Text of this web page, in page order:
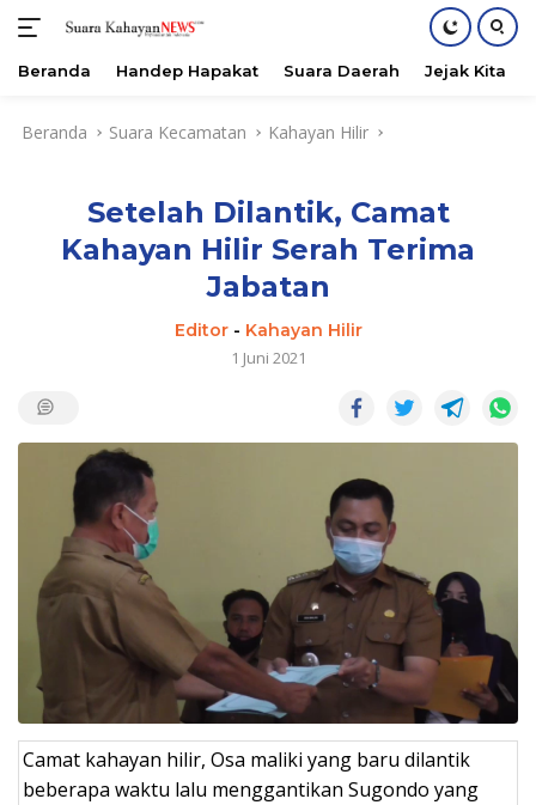
Beranda Handep Hapakat Suara Daerah Jejak Kita
Beranda Suara Kecamatan Kahayan Hilir
Setelah Dilantik, Camat
Kahayan Hilir Serah Terima
Jabatan
Editor- Kahayan Hilir
1 Juni 2021
Camat kahayan hilir, Osa maliki yang baru dilantik
beberapa waktu lalu menggantikan Sugondo yang